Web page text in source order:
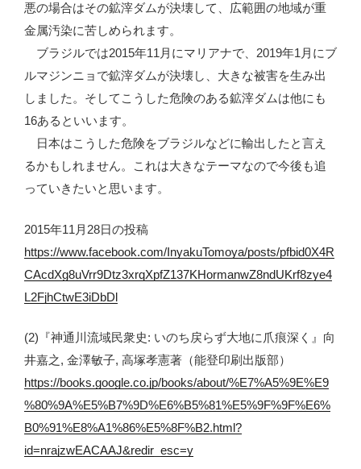
悪の場合はその鉱滓ダムが決壊して、広範囲の地域が重
金属汚染に苦しめられます。
ブラジルでは2015年11月にマリアナで、2019年1月にブ
ルマジンニョで鉱滓ダムが決壊し、大きな被害を生み出
しました。そしてこうした危険のある鉱滓ダムは他にも
16あるといいます。
日本はこうした危険をブラジルなどに輸出したと言え
るかもしれません。これは大きなテーマなので今後も追
っていきたいと思います。
2015年11月28日の投稿
https://www.facebook.com/InyakuTomoya/posts/pfbid0X4R
CAcdXg8uVrr9Dtz3xrqXpfZ137KHormanwZ8ndUKrf8zye4
L2FjhCtwE3iDbDl
(2)『神通川流域民衆史: いのち戻らず大地に爪痕深く』向
井嘉之, 金澤敏子, 高塚孝憲著（能登印刷出版部）
https://books.google.co.jp/books/about/%E7%A5%9E%E9
%80%9A%E5%B7%9D%E6%B5%81%E5%9F%9F%E6%
B0%91%E8%A1%86%E5%8F%B2.html?
id=nrajzwEACAAJ&redir_esc=y